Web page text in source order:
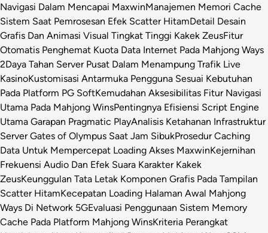
Navigasi Dalam Mencapai MaxwinManajemen Memori Cache
Sistem Saat Pemrosesan Efek Scatter HitamDetail Desain
Grafis Dan Animasi Visual Tingkat Tinggi Kakek ZeusFitur
Otomatis Penghemat Kuota Data Internet Pada Mahjong Ways
2Daya Tahan Server Pusat Dalam Menampung Trafik Live
KasinoKustomisasi Antarmuka Pengguna Sesuai Kebutuhan
Pada Platform PG SoftKemudahan Aksesibilitas Fitur Navigasi
Utama Pada Mahjong WinsPentingnya Efisiensi Script Engine
Utama Garapan Pragmatic PlayAnalisis Ketahanan Infrastruktur
Server Gates of Olympus Saat Jam SibukProsedur Caching
Data Untuk Mempercepat Loading Akses MaxwinKejernihan
Frekuensi Audio Dan Efek Suara Karakter Kakek
ZeusKeunggulan Tata Letak Komponen Grafis Pada Tampilan
Scatter HitamKecepatan Loading Halaman Awal Mahjong
Ways Di Network 5GEvaluasi Penggunaan Sistem Memory
Cache Pada Platform Mahjong WinsKriteria Perangkat